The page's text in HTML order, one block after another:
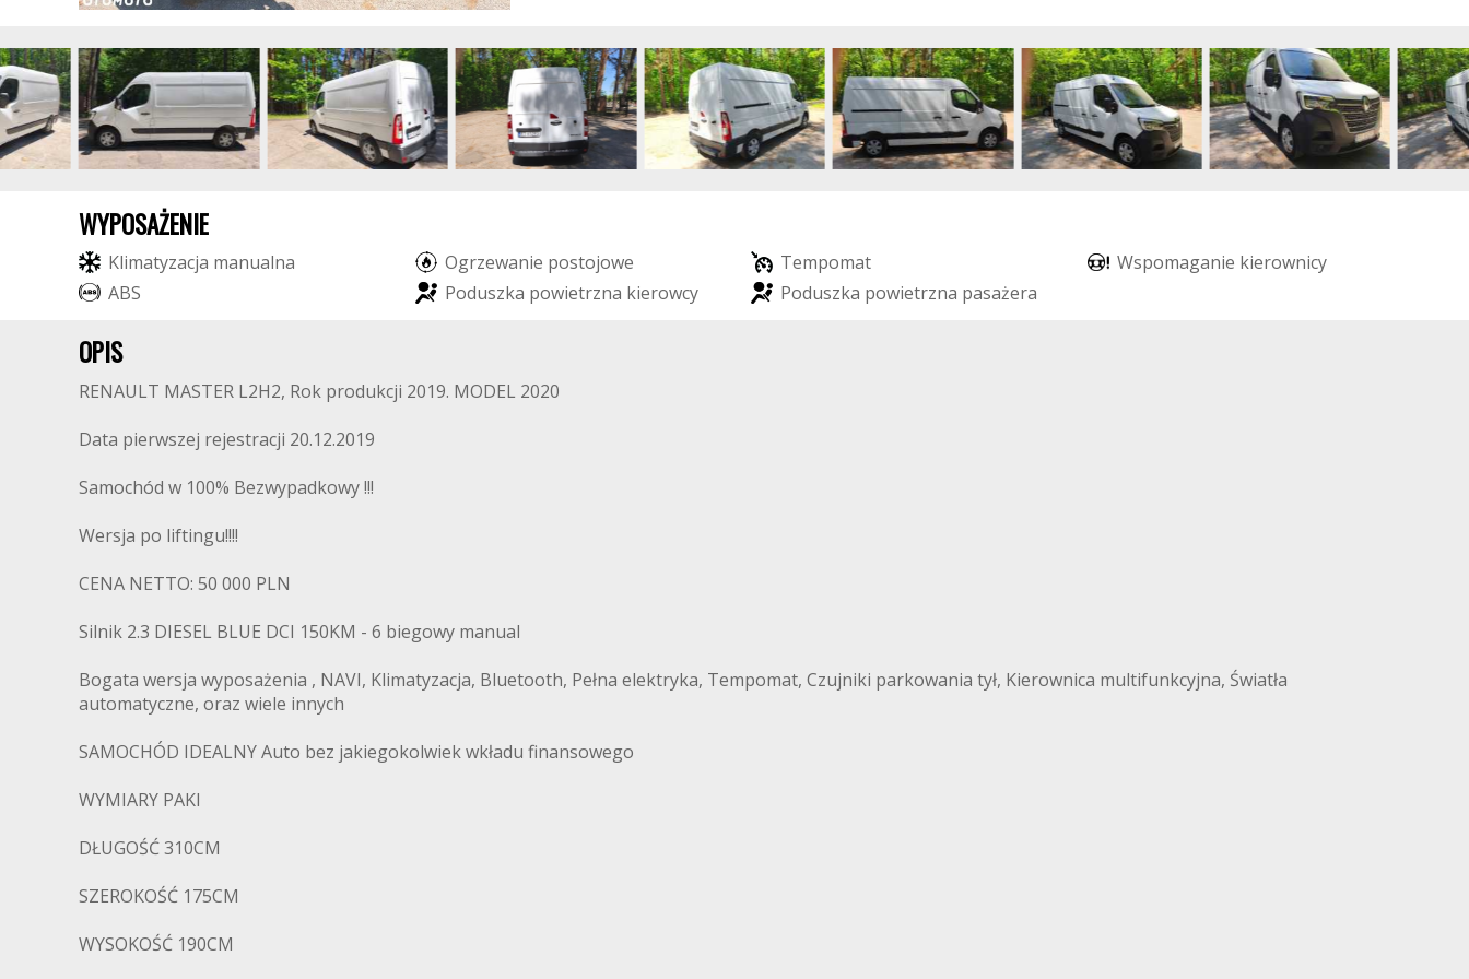
WYPOSAŻENIE
Klimatyzacja manualna Ogrzewanie postojowe Tempomat Wspomaganie kierownicy
ABS Poduszka powietrzna kierowcy Poduszka powietrzna pasażera
OPIS
RENAULT MASTER L2H2, Rok produkcji 2019. MODEL 2020
Data pierwszej rejestracji 20.12.2019
Samochód w 100% Bezwypadkowy !!!
Wersja po liftingu!!!!
CENA NETTO: 50 000 PLN
Silnik 2.3 DIESEL BLUE DCI 150KM - 6 biegowy manual
Bogata wersja wyposażenia , NAVI, Klimatyzacja, Bluetooth, Pełna elektryka, Tempomat, Czujniki parkowania tył, Kierownica multifunkcyjna, Światła
automatyczne, oraz wiele innych
SAMOCHÓD IDEALNY Auto bez jakiegokolwiek wkładu finansowego
WYMIARY PAKI
DŁUGOŚĆ 310CM
SZEROKOŚĆ 175CM
WYSOKOŚĆ 190CM